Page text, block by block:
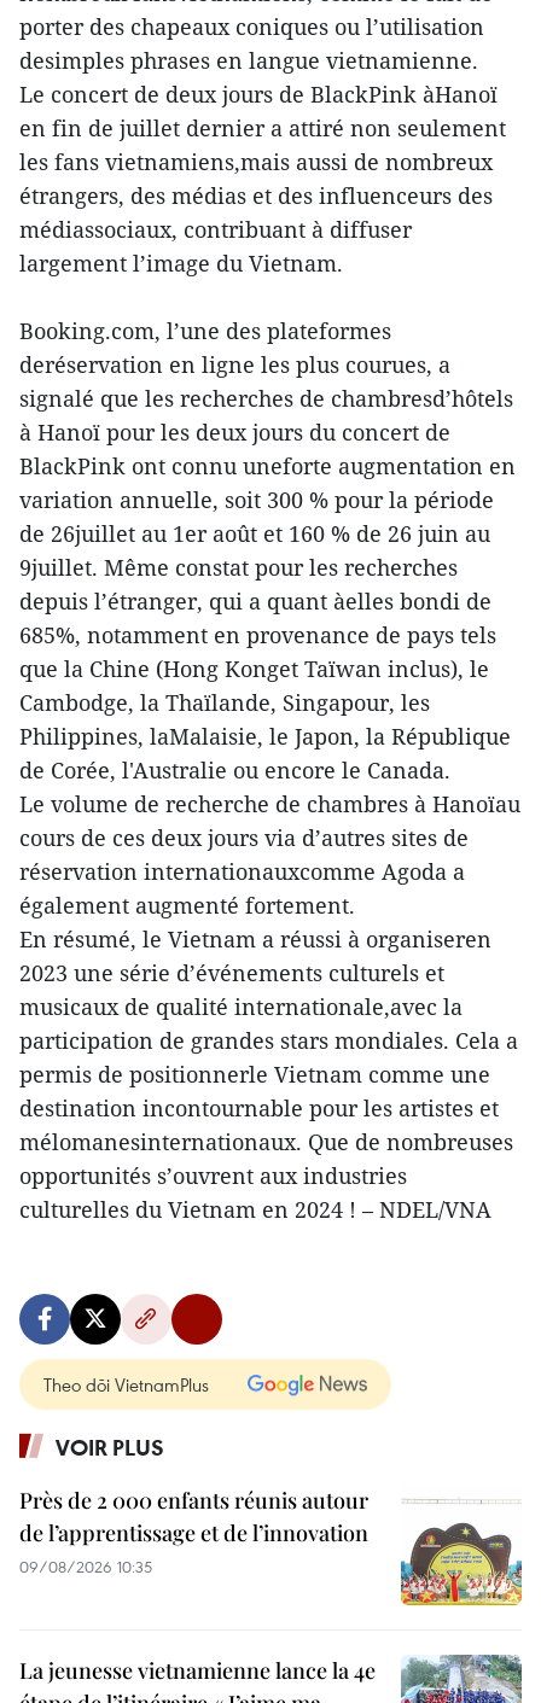
porter des chapeaux coniques ou l’utilisation
desimples phrases en langue vietnamienne.
Le concert de deux jours de BlackPink àHanoï
en fin de juillet dernier a attiré non seulement
les fans vietnamiens,mais aussi de nombreux
étrangers, des médias et des influenceurs des
médiassociaux, contribuant à diffuser
largement l’image du Vietnam.
Booking.com, l’une des plateformes
deréservation en ligne les plus courues, a
signalé que les recherches de chambresd’hôtels
à Hanoï pour les deux jours du concert de
BlackPink ont connu uneforte augmentation en
variation annuelle, soit 300 % pour la période
de 26juillet au 1er août et 160 % de 26 juin au
9juillet. Même constat pour les recherches
depuis l’étranger, qui a quant àelles bondi de
685%, notamment en provenance de pays tels
que la Chine (Hong Konget Taïwan inclus), le
Cambodge, la Thaïlande, Singapour, les
Philippines, laMalaisie, le Japon, la République
de Corée, l'Australie ou encore le Canada.
Le volume de recherche de chambres à Hanoïau
cours de ces deux jours via d’autres sites de
réservation internationauxcomme Agoda a
également augmenté fortement.
En résumé, le Vietnam a réussi à organiseren
2023 une série d’événements culturels et
musicaux de qualité internationale,avec la
participation de grandes stars mondiales. Cela a
permis de positionnerle Vietnam comme une
destination incontournable pour les artistes et
mélomanesinternationaux. Que de nombreuses
opportunités s’ouvrent aux industries
culturelles du Vietnam en 2024 ! – NDEL/VNA
Theo dõi VietnamPlus
VOIR PLUS
Près de 2 000 enfants réunis autour
de l’apprentissage et de l’innovation
09/08/2026 10:35
La jeunesse vietnamienne lance la 4e